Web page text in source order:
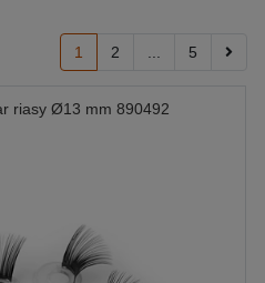
1 2 5
riasy Ø13 mm 890492